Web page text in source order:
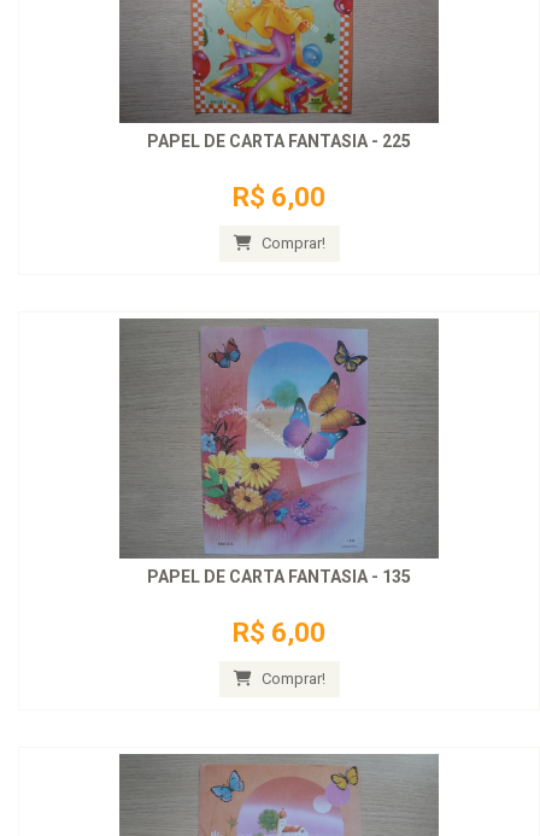
PAPEL DE CARTA FANTASIA - 225
R$ 6,00
Comprar!
PAPEL DE CARTA FANTASIA - 135
R$ 6,00
Comprar!